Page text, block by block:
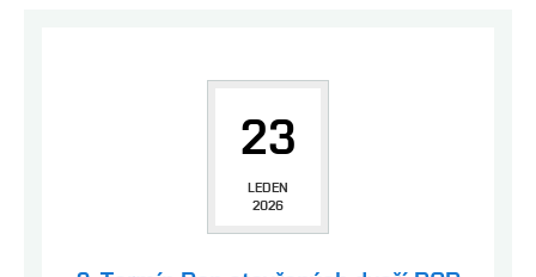
23
LEDEN
2026